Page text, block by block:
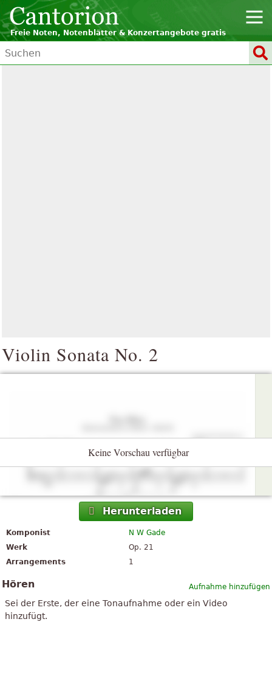
Freie Noten, Notenblätter & Konzertangebote gratis
Violin Sonata No. 2
Keine Vorschau verfügbar
Herunterladen
Komponist
N W Gade
Werk
Op. 21
Arrangements
1
Aufnahme hinzufügen
Hören
Sei der Erste, der eine Tonaufnahme oder ein Video
hinzufügt.